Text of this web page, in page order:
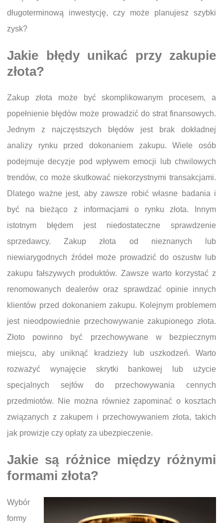
długoterminową inwestycję, czy może planujesz szybki
zysk?
Jakie błędy unikać przy zakupie
złota?
Zakup złota może być skomplikowanym procesem, a
popełnienie błędów może prowadzić do strat finansowych.
Jednym z najczęstszych błędów jest brak dokładnej
analizy rynku przed dokonaniem zakupu. Wiele osób
podejmuje decyzje pod wpływem emocji lub chwilowych
trendów, co może skutkować niekorzystnymi transakcjami.
Dlatego ważne jest, aby zawsze robić własne badania i
być na bieżąco z informacjami o rynku złota. Innym
istotnym błędem jest niedostateczne sprawdzenie
sprzedawcy. Zakup złota od nieznanych lub
niewiarygodnych źródeł może prowadzić do oszustw lub
zakupu fałszywych produktów. Zawsze warto korzystać z
renomowanych dealerów oraz sprawdzać opinie innych
klientów przed dokonaniem zakupu. Kolejnym problemem
jest nieodpowiednie przechowywanie zakupionego złota.
Złoto powinno być przechowywane w bezpiecznym
miejscu, aby uniknąć kradzieży lub uszkodzeń. Warto
rozważyć wynajęcie skrytki bankowej lub użycie
specjalnych sejfów do przechowywania cennych
przedmiotów. Nie można również zapominać o kosztach
związanych z zakupem i przechowywaniem złota, takich
jak prowizje czy opłaty za ubezpieczenie.
Jakie są różnice między różnymi
formami złota?
Wybór
formy